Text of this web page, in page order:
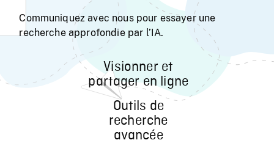
Communiquez avec nous pour essayer une
recherche approfondie par l’IA.
Visionner et
partager en ligne
Outils de
recherche
avancée